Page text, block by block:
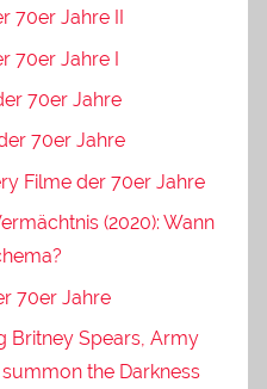
70er Jahre II
70er Jahre I
70er Jahre
70er Jahre
Filme der 70er Jahre
(2020): Wann
70er Jahre
Britney Spears, Army
the Darkness